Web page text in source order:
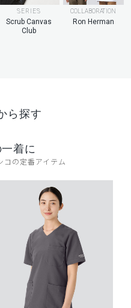
SERIES
Scrub Canvas
Club
COLLABORATION
Ron Herman
ら探す
着に
コの定番アイテム